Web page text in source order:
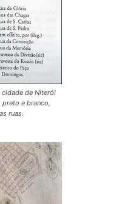
cidade de Niterói
preto e branco,
ruas.